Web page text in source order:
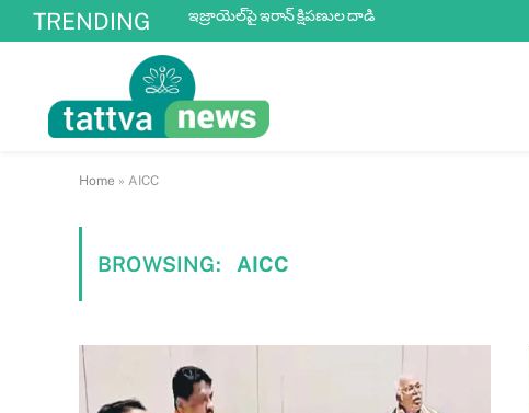
TRENDING
ఇజ్రాయెల్‌పై ఇరాన్ క్షిపణుల దాడి
Home » AICC
BROWSING: AICC